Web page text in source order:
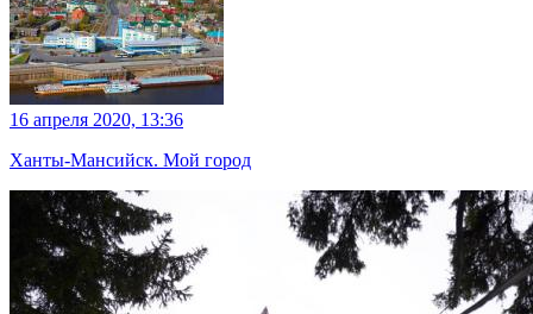
16 апреля 2020, 13:36
Ханты-Мансийск. Мой город